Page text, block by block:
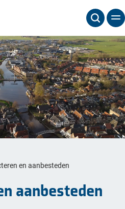
en aanbesteden
aanbesteden